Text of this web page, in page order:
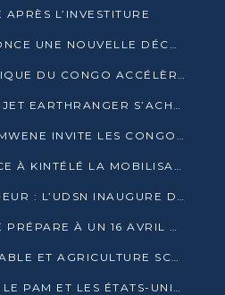
L’INVESTITURE
TOTAL ENERGIES ANNONCE UNE NOUVELLE DÉCOUVERTE D’HYDROCARBURES SUR LE PERMIS MOHO AU LARGE DU CONGO
HUAWEI ET LA RÉPUBLIQUE DU CONGO ACCÉLÈRENT LEUR PARTENARIAT
BIODIVERSITÉ : LE PROJET EARTHRANGER S’ACHÈVE, MAIS LES DÉFIS DEMEURENT
LE FAN CLUB KANDZA MWENE INVITE LES CONGOLAIS À UNE FORTE AFFLUENCE AU STADE DE KINTÉLÉ
NINON GOUAMBA LANCE À KINTÉLÉ LA MOBILISATION POUR L’INVESTITURE DR DSN
ENSEIGNEMENT SUPÉRIEUR : L’UDSN INAUGURE DES LABORATOIRES POUR BOOSTER LA FORMATION PRATIQUE
LA « VAGUE BLEUE » SE PRÉPARE À UN 16 AVRIL HISTORIQUE
LE CRS ALLIE EAU POTABLE ET AGRICULTURE SCOLAIRE AU CŒUR DE LA TRANSFORMATION DES ÉCOLES RURALES
CANTINES SCOLAIRES : LE PAM ET LES ÉTATS-UNIS AU CONTACT DES ÉCOLIERS DE KINKALA